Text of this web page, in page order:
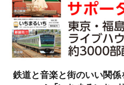
鉄道と音楽と街のいい関